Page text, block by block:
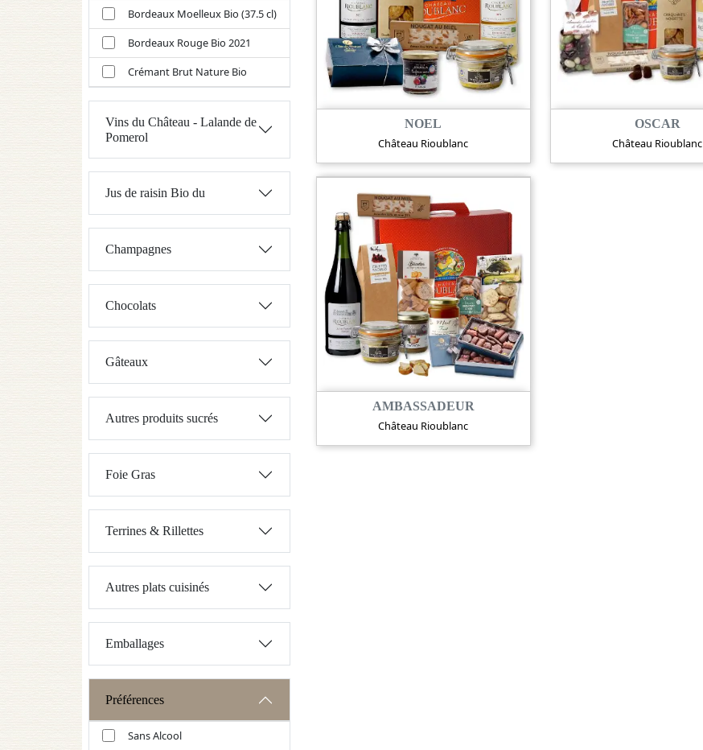
Bordeaux Moelleux Bio (37.5 cl)
Bordeaux Rouge Bio 2021
Crémant Brut Nature Bio
Vins du Château - Lalande de
Pomerol
Jus de raisin Bio du
Champagnes
Chocolats
Gâteaux
Autres produits sucrés
Foie Gras
Terrines & Rillettes
Autres plats cuisinés
Emballages
Préférences
Sans Alcool
NOEL
Château Rioublanc
OSCAR
Château Rioublanc
AMBASSADEUR
Château Rioublanc